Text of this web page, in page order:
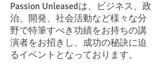
Passion Unleasedは、ビジネス、政
治、開発、社会活動など様々な分
野で特筆すべき功績をお持ちの講
演者をお招きし、成功の秘訣に迫
るイベントとなっております。